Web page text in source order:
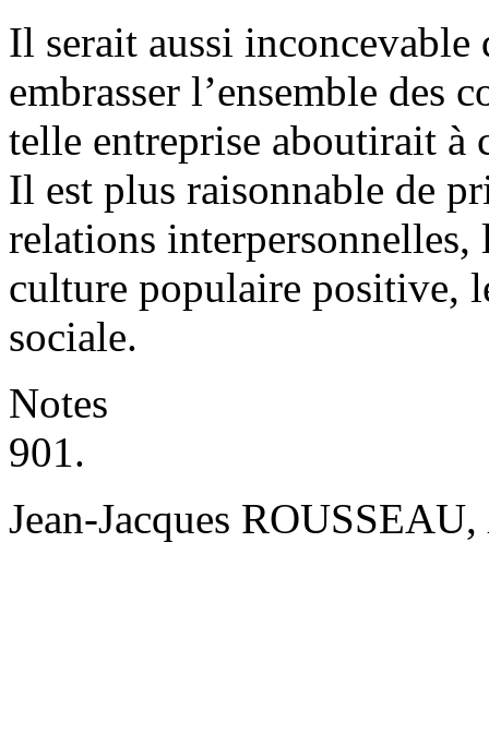
Il serait aussi
embrasser l’ensemble des
telle entreprise aboutirait à
Il est plus raisonnable de
relations interpersonnelles,
culture populaire positive,
sociale.
Notes
901.
Jean-Jacques ROUSSEAU,